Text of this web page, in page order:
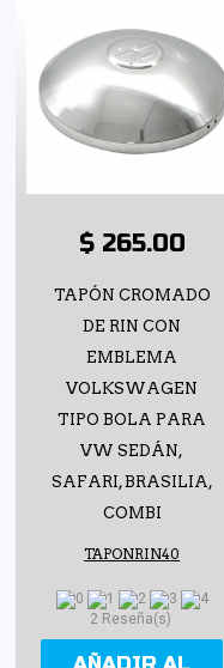
$ 265.00
TAPÓN CROMADO
DE RIN CON
EMBLEMA
VOLKSWAGEN
TIPO BOLA PARA
VW SEDÁN,
SAFARI, BRASILIA,
COMBI
TAPONRIN40
2 Reseña(s)